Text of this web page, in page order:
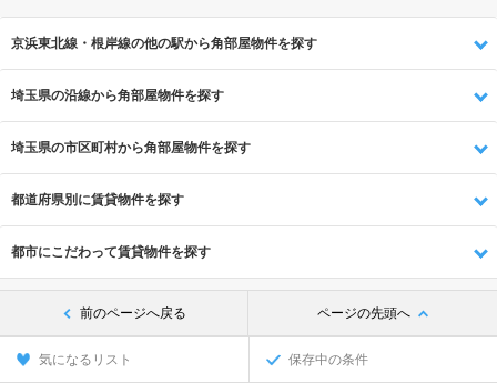
京浜東北線・根岸線の他の駅から角部屋物件を探す
埼玉県の沿線から角部屋物件を探す
埼玉県の市区町村から角部屋物件を探す
都道府県別に賃貸物件を探す
都市にこだわって賃貸物件を探す
前のページへ戻る ページの先頭へ
気になるリスト 保存中の条件